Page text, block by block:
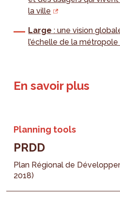
la ville
Large : une vision
l’échelle de la
En savoir plus
Planning tools
PRDD
Plan Régional de
2018)